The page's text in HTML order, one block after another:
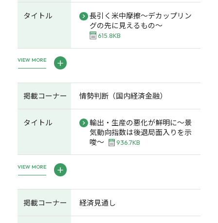
タイトル
長引く米中摩擦～デカップリン
グの先に見えるもの～
615.8KB
VIEW MORE
掲載コーナー 情勢判断（国内経済金融）
タイトル
輸出・生産の悪化が鮮明に～景
気動向指数は後退局面入りを示
唆～
936.7KB
VIEW MORE
掲載コーナー 経済見通し